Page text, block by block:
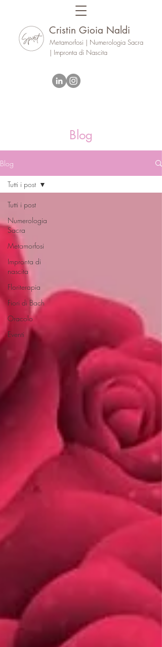
Cristin Gioia Naldi
Metamorfosi | Numerologia Sacra
| Impronta di Nascita
Blog
Blog
Tutti i post
Numerologia
Sacra
Metamorfosi
Impronta di
nascita
Floriterapia
Fiori di Bach
Oracolo
Eventi
Tutti i post